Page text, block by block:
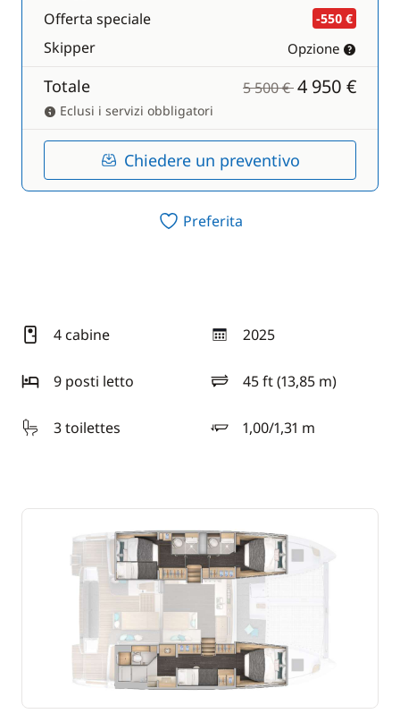
Offerta speciale -550 €
Skipper Opzione
Totale 5 500 €4 950 €
Eclusi i servizi obbligatori
Chiedere un preventivo
Preferita
4 cabine 2025
anno
9 posti letto
45 ft (13,85 m)
lunghezza
3 toilettes
1,00/1,31 m
pescaggio